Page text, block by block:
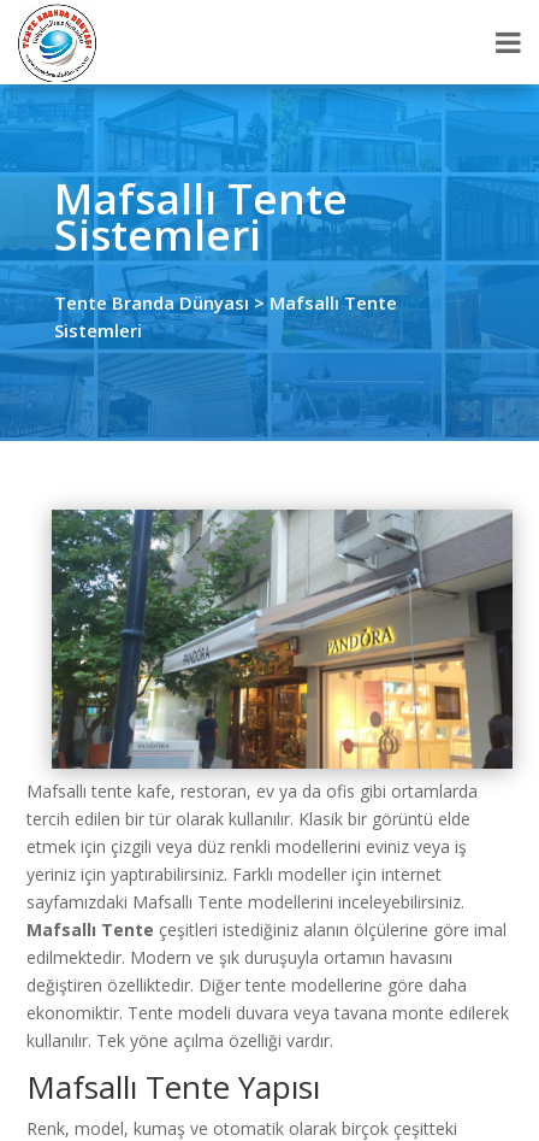
Mafsallı Tente
Sistemleri
Tente Branda Dünyası> Mafsallı Tente
Sistemleri
Mafsallı tente kafe, restoran, ev ya da ofis gibi ortamlarda
tercih edilen bir tür olarak kullanılır. Klasik bir görüntü elde
etmek için çizgili veya düz renkli modellerini eviniz veya iş
yeriniz için yaptırabilirsiniz. Farklı modeller için internet
sayfamızdaki Mafsallı Tente modellerini inceleyebilirsiniz.
Mafsallı Tente çeşitleri istediğiniz alanın ölçülerine göre imal
edilmektedir. Modern ve şık duruşuyla ortamın havasını
değiştiren özelliktedir. Diğer tente modellerine göre daha
ekonomiktir. Tente modeli duvara veya tavana monte edilerek
kullanılır. Tek yöne açılma özelliği vardır.
Mafsallı Tente Yapısı
Renk, model, kumaş ve otomatik olarak birçok çeşitteki